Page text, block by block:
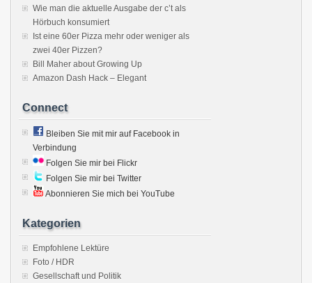
Wie man die aktuelle Ausgabe der c’t als
Hörbuch konsumiert
Ist eine 60er Pizza mehr oder weniger als
zwei 40er Pizzen?
Bill Maher about Growing Up
Amazon Dash Hack – Elegant
Connect
Bleiben Sie mit mir auf Facebook in
Verbindung
Folgen Sie mir bei Flickr
Folgen Sie mir bei Twitter
Abonnieren Sie mich bei YouTube
Kategorien
Empfohlene Lektüre
Foto / HDR
Gesellschaft und Politik